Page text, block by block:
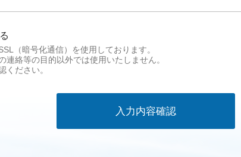
（暗号化通信）を使用しております。
絡等の目的以外では使用いたしません。
ください。
入力内容確認